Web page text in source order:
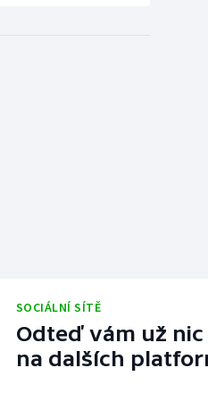
SOCIÁLNÍ SÍTĚ
Odteď vám už
na dalších